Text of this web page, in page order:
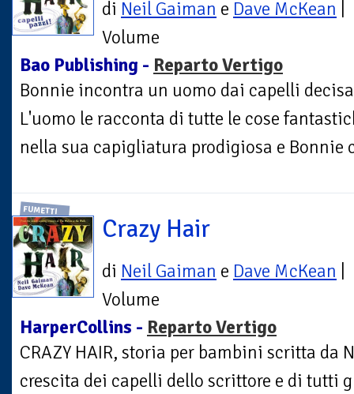
di Neil Gaiman e Dave McKean
Volume
Bao Publishing - Reparto Vertigo
Bonnie incontra un uomo dai capelli
L'uomo le racconta di tutte le cose
nella sua capigliatura prodigiosa e Bonnie
FUMETTI
Crazy Hair
di Neil Gaiman e Dave McKean
Volume
HarperCollins - Reparto Vertigo
CRAZY HAIR, storia per bambini scritta da
crescita dei capelli dello scrittore e di tutti